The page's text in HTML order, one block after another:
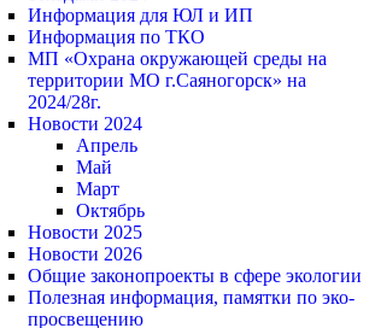
Информация для ЮЛ и ИП
Информация по ТКО
МП «Охрана окружающей среды на
территории МО г.Саяногорск» на
2024/28г.
Новости 2024
Апрель
Май
Март
Октябрь
Новости 2025
Новости 2026
Общие законопроекты в сфере экологии
Полезная информация, памятки по эко-
просвещению